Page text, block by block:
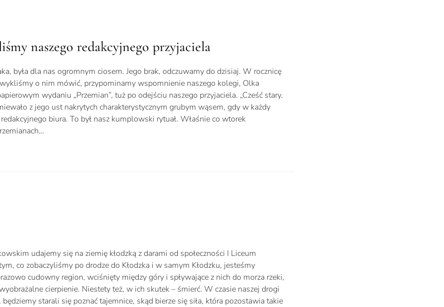
naszego redakcyjnego przyjaciela
była dla nas ogromnym ciosem. Jego brak, odczuwamy do dzisiaj. W rocznicę
o nim mówić, przypominamy wspomnienie naszego kolegi, Olka
wydaniu „Przemian”, tuż po odejściu naszego przyjaciela. „Cześć stary.
z jego ust nakrytych charakterystycznym grubym wąsem, gdy w każdy
biura. To był nasz kumplowski rytuał. Właśnie co wtorek
udajemy się na ziemię kłodzką z darami od społeczności I Liceum
co zobaczyliśmy po drodze do Kłodzka i w samym Kłodzku, jesteśmy
cudowny region, wciśnięty między góry i spływające z nich do morza rzeki,
cierpienie. Niestety też, w ich skutek – śmierć. W czasie naszej drogi
starali się poznać tajemnice, skąd bierze się siła, która pozostawia takie